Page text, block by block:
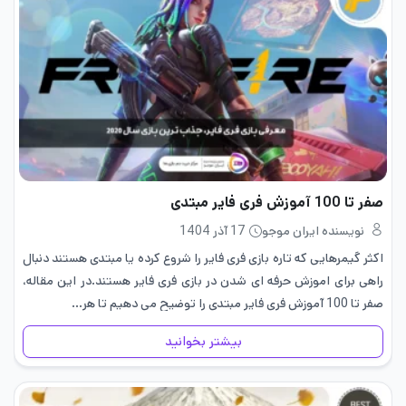
صفر تا 100 آموزش فری فایر مبتدی
نویسنده ایران موجو
17 آذر 1404
اکثر گیمرهایی که تاره بازی فری فایر را شروع کرده یا مبتدی هستند دنبال
راهی برای اموزش حرفه ای شدن در بازی فری فایر هستند.در این مقاله،
صفر تا 100 آموزش فری فایر مبتدی را توضیح می دهیم تا هر…
بیشتر بخوانید